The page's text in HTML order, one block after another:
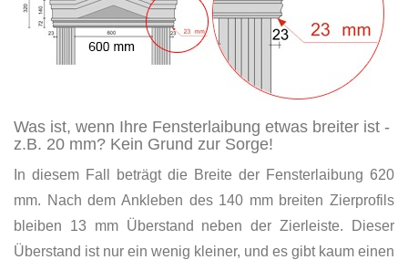
Was ist, wenn Ihre Fensterlaibung etwas breiter ist -
z.B. 20 mm? Kein Grund zur Sorge!
In diesem Fall beträgt die Breite der Fensterlaibung 620
mm. Nach dem Ankleben des 140 mm breiten Zierprofils
bleiben 13 mm Überstand neben der Zierleiste. Dieser
Überstand ist nur ein wenig kleiner, und es gibt kaum einen